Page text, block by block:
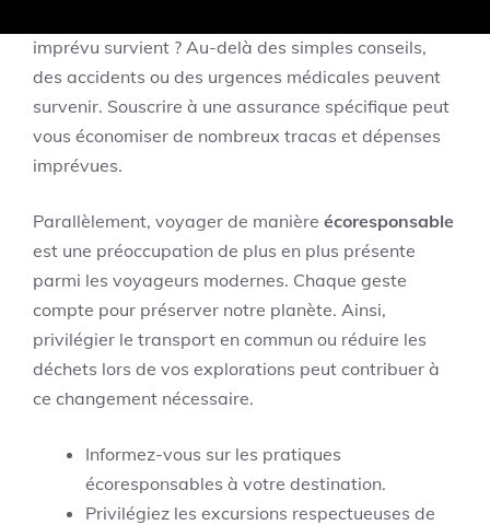
imprévu survient ? Au-delà des simples conseils,
des accidents ou des urgences médicales peuvent
survenir. Souscrire à une assurance spécifique peut
vous économiser de nombreux tracas et dépenses
imprévues.
Parallèlement, voyager de manière écoresponsable
est une préoccupation de plus en plus présente
parmi les voyageurs modernes. Chaque geste
compte pour préserver notre planète. Ainsi,
privilégier le transport en commun ou réduire les
déchets lors de vos explorations peut contribuer à
ce changement nécessaire.
Informez-vous sur les pratiques
écoresponsables à votre destination.
Privilégiez les excursions respectueuses de